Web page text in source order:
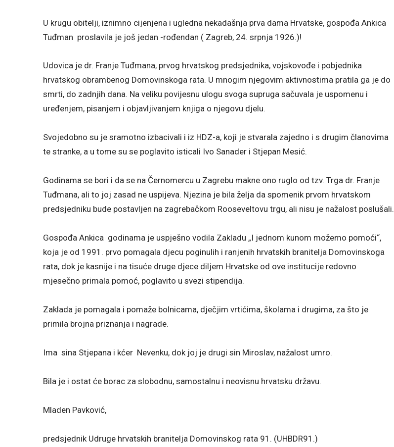
U krugu obitelji, iznimno cijenjena i ugledna nekadašnja prva dama Hrvatske, gospođa Ankica
Tuđman proslavila je još jedan -rođendan ( Zagreb, 24. srpnja 1926.)!
Udovica je dr. Franje Tuđmana, prvog hrvatskog predsjednika, vojskovođe i pobjednika
hrvatskog obrambenog Domovinskoga rata. U mnogim njegovim aktivnostima pratila ga je do
smrti, do zadnjih dana. Na veliku povijesnu ulogu svoga supruga sačuvala je uspomenu i
uređenjem, pisanjem i objavljivanjem knjiga o njegovu djelu.
Svojedobno su je sramotno izbacivali i iz HDZ-a, koji je stvarala zajedno i s drugim članovima
te stranke, a u tome su se poglavito isticali Ivo Sanader i Stjepan Mesić.
Godinama se bori i da se na Černomercu u Zagrebu makne ono ruglo od tzv. Trga dr. Franje
Tuđmana, ali to joj zasad ne uspijeva. Njezina je bila želja da spomenik prvom hrvatskom
predsjedniku bude postavljen na zagrebačkom Rooseveltovu trgu, ali nisu je nažalost poslušali.
Gospođa Ankica godinama je uspješno vodila Zakladu „I jednom kunom možemo pomoći“,
koja je od 1991. prvo pomagala djecu poginulih i ranjenih hrvatskih branitelja Domovinskoga
rata, dok je kasnije i na tisuće druge djece diljem Hrvatske od ove institucije redovno
mjesečno primala pomoć, poglavito u svezi stipendija.
Zaklada je pomagala i pomaže bolnicama, dječjim vrtićima, školama i drugima, za što je
primila brojna priznanja i nagrade.
Ima sina Stjepana i kćer Nevenku, dok joj je drugi sin Miroslav, nažalost umro.
Bila je i ostat će borac za slobodnu, samostalnu i neovisnu hrvatsku državu.
Mladen Pavković,
predsjednik Udruge hrvatskih branitelja Domovinskog rata 91. (UHBDR91.)